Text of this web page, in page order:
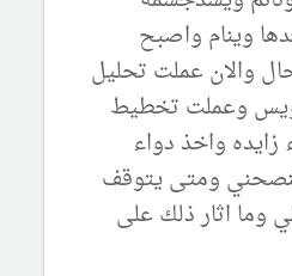
وينام واصبح
والان عملت تحليل
وعملت تخطيط
زايده واخذ دواء
ماذاتنصحني ومتى يتوقف
وما اثار ذلك على